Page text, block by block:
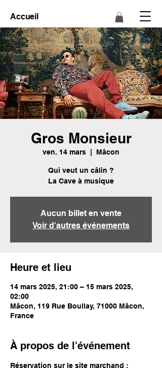
Accueil
Gros Monsieur
ven. 14 mars Mâcon
Qui veut un câlin ?
La Cave à musique
Aucun billet en vente
Voir d'autres événements
Heure et lieu
14 mars 2025, 21:00 – 15 mars 2025,
02:00
Mâcon, 119 Rue Boullay, 71000 Mâcon,
France
À propos de l'événement
Réservation sur le site marchand :